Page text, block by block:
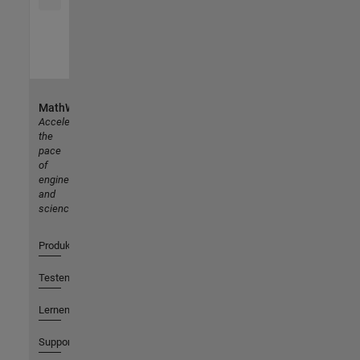
MathWorks
Accelerating
the
pace
of
engineering
and
science
Produkte
Testen oder Kaufen
Lernen
Support